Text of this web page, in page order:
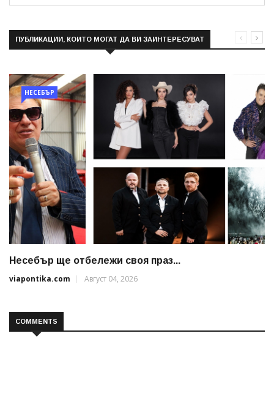
ПУБЛИКАЦИИ, КОИТО МОГАТ ДА ВИ ЗАИНТЕРЕСУВАТ
НЕСЕБЪР
Несебър ще отбележи своя праз...
viapontika.com
Август 04, 2026
COMMENTS